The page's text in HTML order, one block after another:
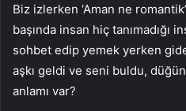
Biz izlerken ‘Aman ne
başında insan hiç tanımadığı
sohbet edip yemek yerken
aşkı geldi ve seni buldu,
anlamı var?